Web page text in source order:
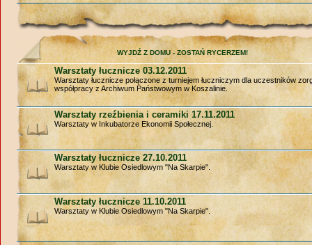
WYJDŹ Z DOMU - ZOSTAŃ RYCERZEM!
Warsztaty łucznicze 03.12.2011
Warsztaty łucznicze połączone z turniejem łuczniczym dla uczestników
współpracy z Archiwum Państwowym w Koszalinie.
Warsztaty rzeźbienia i ceramiki 17.11.2011
Warsztaty w Inkubatorze Ekonomii Społecznej.
Warsztaty łucznicze 27.10.2011
Warsztaty w Klubie Osiedlowym "Na Skarpie".
Warsztaty łucznicze 11.10.2011
Warsztaty w Klubie Osiedlowym "Na Skarpie".